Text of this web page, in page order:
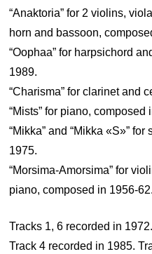
“Anaktoria” for 2 violins,
horn and bassoon,
“Oophaa” for harpsichord
1989.
“Charisma” for clarinet and
“Mists” for piano, composed
“Mikka” and “Mikka «S»”
1975.
“Morsima-Amorsima” for
piano, composed in 1956-62.
Tracks 1, 6 recorded in
Track 4 recorded in 1985.